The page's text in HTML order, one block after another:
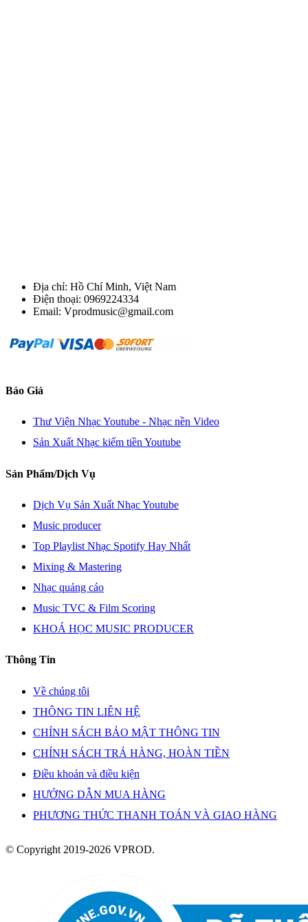
Địa chỉ: Hồ Chí Minh, Việt Nam
Điện thoại: 0969224334
Email: Vprodmusic@gmail.com
Báo Giá
Thư Viện Nhạc Youtube - Nhạc nền Video
Sản Xuất Nhạc kiếm tiền Youtube
Sản Phẩm/Dịch Vụ
Dịch Vụ Sản Xuất Nhạc Youtube
Music producer
Top Playlist Nhạc Spotify Hay Nhất
Mixing & Mastering
Nhạc quảng cáo
Music TVC & Film Scoring
KHOÁ HỌC MUSIC PRODUCER
Thông Tin
Về chúng tôi
THÔNG TIN LIÊN HỆ
CHÍNH SÁCH BẢO MẬT THÔNG TIN
CHÍNH SÁCH TRẢ HÀNG, HOÀN TIỀN
Điều khoản và điều kiện
HƯỚNG DẪN MUA HÀNG
PHƯƠNG THỨC THANH TOÁN VÀ GIAO HÀNG
© Copyright 2019-2026 VPROD.